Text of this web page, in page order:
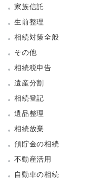
家族信託
生前整理
相続対策全般
その他
相続税申告
遺産分割
相続登記
遺品整理
相続放棄
預貯金の相続
不動産活用
自動車の相続